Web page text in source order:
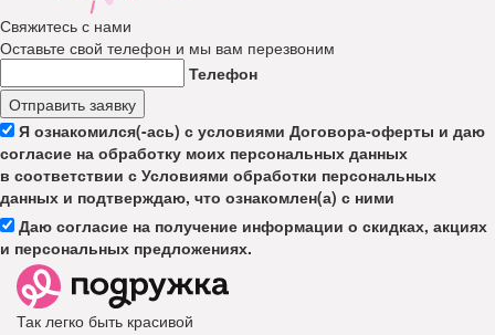
Свяжитесь с нами
Оставьте свой телефон и мы вам перезвоним
Телефон
Отправить заявку
Я ознакомился(-ась) с условиями Договора-оферты и даю
согласие на обработку моих персональных данных
в соответствии с Условиями обработки персональных
данных и подтверждаю, что ознакомлен(а) с ними
Даю согласие на получение информации о скидках, акциях
и персональных предложениях.
Так легко быть красивой